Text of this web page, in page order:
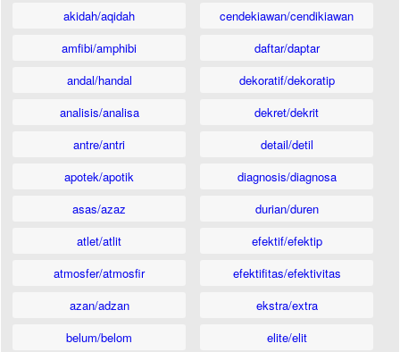
akidah/aqidah
amfibi/amphibi
andal/handal
analisis/analisa
antre/antri
apotek/apotik
asas/azaz
atlet/atlit
atmosfer/atmosfir
azan/adzan
belum/belom
cendekiawan/cendikiawan
daftar/daptar
dekoratif/dekoratip
dekret/dekrit
detail/detil
diagnosis/diagnosa
durian/duren
efektif/efektip
efektifitas/efektivitas
ekstra/extra
elite/elit